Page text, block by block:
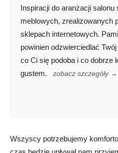
Inspiracji do aranżacji
meblowych, zrealizowanych
sklepach internetowych.
powinien odzwierciedlać
co Ci się podoba i co dobrze
gustem.
zobacz szczegóły →
Wszyscy potrzebujemy